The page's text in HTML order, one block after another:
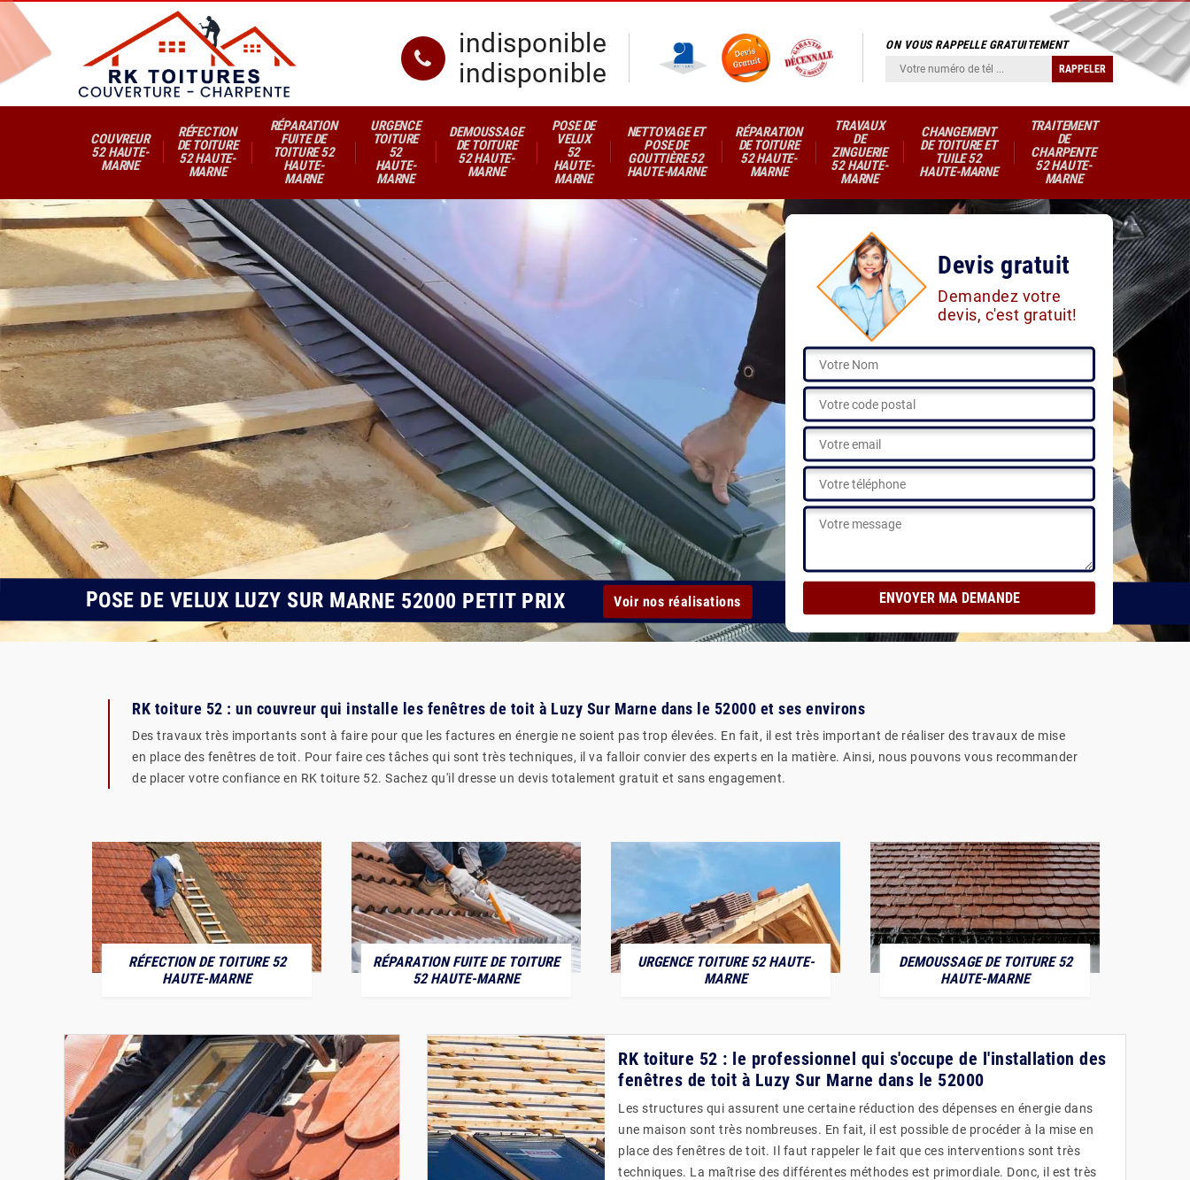
indisponible
indisponible
ON VOUS RAPPELLE GRATUITEMENT
COUVREUR
52 HAUTE-
MARNE
RÉFECTION
DE TOITURE
52 HAUTE-
MARNE
RÉPARATION
FUITE DE
TOITURE 52
HAUTE-
MARNE
URGENCE
TOITURE
52
HAUTE-
MARNE
DEMOUSSAGE
DE TOITURE
52 HAUTE-
MARNE
POSE DE
VELUX
52
HAUTE-
MARNE
NETTOYAGE ET
POSE DE
GOUTTIÈRE 52
HAUTE-MARNE
RÉPARATION
DE TOITURE
52 HAUTE-
MARNE
TRAVAUX
DE
ZINGUERIE
52 HAUTE-
MARNE
CHANGEMENT
DE TOITURE ET
TUILE 52
HAUTE-MARNE
TRAITEMENT
DE
CHARPENTE
52 HAUTE-
MARNE
Devis gratuit
Demandez votre
devis, c'est gratuit!
POSE DE VELUX LUZY SUR MARNE 52000 PETIT PRIX Voir nos réalisations
RK toiture 52 : un couvreur qui installe les fenêtres de toit à Luzy Sur Marne dans le 52000 et ses environs
Des travaux très importants sont à faire pour que les factures en énergie ne soient pas trop élevées. En fait, il est très important de réaliser des travaux de mise
en place des fenêtres de toit. Pour faire ces tâches qui sont très techniques, il va falloir convier des experts en la matière. Ainsi, nous pouvons vous recommander
de placer votre confiance en RK toiture 52. Sachez qu'il dresse un devis totalement gratuit et sans engagement.
RÉFECTION DE TOITURE 52
HAUTE-MARNE
RÉPARATION FUITE DE TOITURE
52 HAUTE-MARNE
URGENCE TOITURE 52 HAUTE-
MARNE
DEMOUSSAGE DE TOITURE 52
HAUTE-MARNE
RK toiture 52 : le professionnel qui s'occupe de l'installation des
fenêtres de toit à Luzy Sur Marne dans le 52000
Les structures qui assurent une certaine réduction des dépenses en énergie dans
une maison sont très nombreuses. En fait, il est possible de procéder à la mise en
place des fenêtres de toit. Il faut rappeler le fait que ces interventions sont très
techniques. La maîtrise des différentes méthodes est primordiale. Donc, il est très